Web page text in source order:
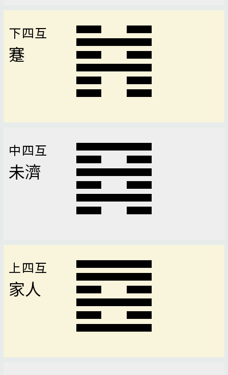
下四互
蹇
中四互
未濟
上四互
家人